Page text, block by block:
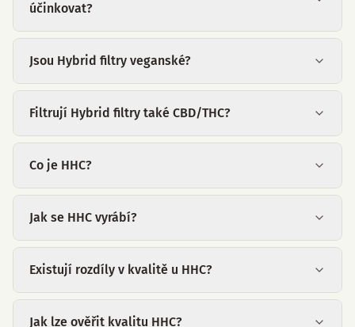
účinkovat?
Jsou Hybrid filtry veganské?
Filtrují Hybrid filtry také CBD/THC?
Co je HHC?
Jak se HHC vyrábí?
Existují rozdíly v kvalitě u HHC?
Jak lze ověřit kvalitu HHC?